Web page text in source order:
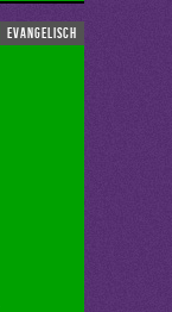
evangelisch